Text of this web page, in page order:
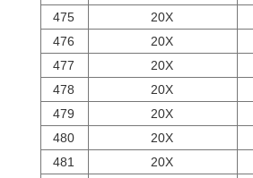
475
20Х
476
20Х
477
20Х
478
20Х
479
20Х
480
20Х
481
20Х